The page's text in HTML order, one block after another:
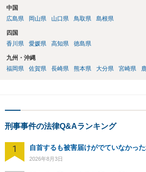
中国
広島県
岡山県 山口県 鳥取県 島根県
四国
香川県
愛媛県 高知県 徳島県
九州・沖縄
福岡県
佐賀県 長崎県 熊本県 大分県 宮崎県
刑事事件の法律Q&Aランキング
1 自首するも被害届けがでていなかっ
2026年8月3日